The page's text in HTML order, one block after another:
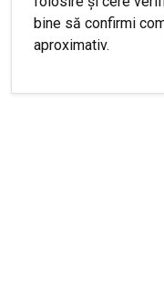
bine să confirmi
aproximativ.